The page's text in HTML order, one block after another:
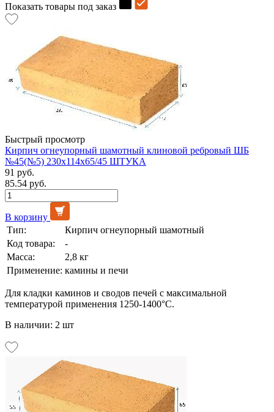
Показать товары под заказ
Быстрый просмотр
Кирпич огнеупорный шамотный клиновой ребровый ШБ
№45(№5) 230х114х65/45 ШТУКА
91 руб.
85.54 руб.
В корзину
Тип:
Кирпич огнеупорный шамотный
Код товара:
-
Масса:
2,8 кг
Применение: камины и печи
Для кладки каминов и сводов печей с максимальной
температурой применения 1250-1400°С.
В наличии: 2 шт